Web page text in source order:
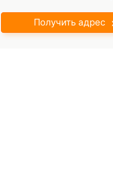
Получить адрес